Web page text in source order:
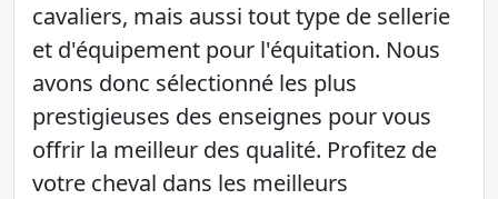
cavaliers, mais aussi tout type de sellerie
et d'équipement pour l'équitation. Nous
avons donc sélectionné les plus
prestigieuses des enseignes pour vous
offrir la meilleur des qualité. Profitez de
votre cheval dans les meilleurs